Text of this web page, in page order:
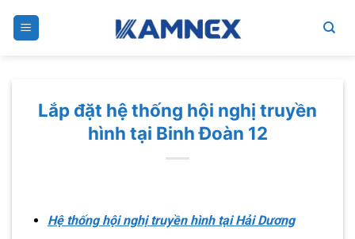
Lắp đặt hệ thống hội nghị truyền
hình tại Binh Đoàn 12
Hệ thống hội nghị truyền hình tại Hải Dương